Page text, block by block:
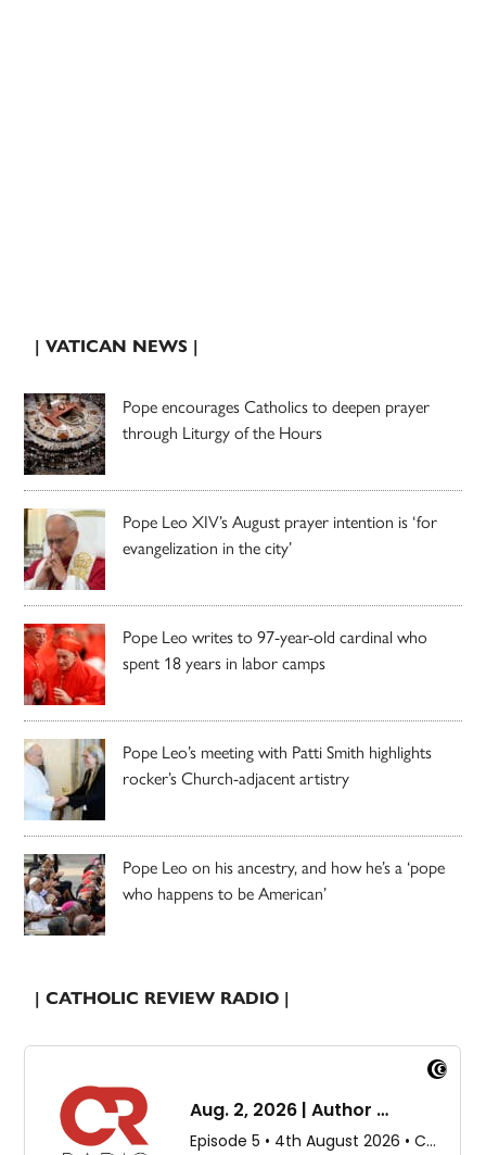
| VATICAN NEWS |
Pope encourages Catholics to deepen prayer
through Liturgy of the Hours
Pope Leo XIV’s August prayer intention is ‘for
evangelization in the city’
Pope Leo writes to 97-year-old cardinal who
spent 18 years in labor camps
Pope Leo’s meeting with Patti Smith highlights
rocker’s Church-adjacent artistry
Pope Leo on his ancestry, and how he’s a ‘pope
who happens to be American’
| CATHOLIC REVIEW RADIO |